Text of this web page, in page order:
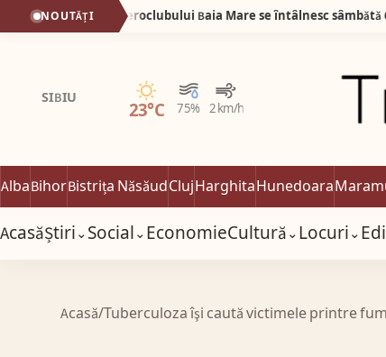
NOUTĂȚI
Aeroclubului Baia Mare se întâlnesc sâmbătă 6 iunie
SIBIU
23°C 75% 2 km/h
Senin
AlbaBihorBistrița NăsăudClujHarghitaHunedoara
AcasăȘtiri⌄Social⌄EconomieCultură⌄Locuri⌄
Acasă/Tuberculoza îşi caută victimele printre